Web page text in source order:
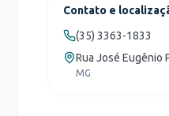
Contato e
(35) 3363-1833
Rua José Eugênio
MG